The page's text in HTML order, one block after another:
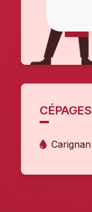
CÉPAGES
Carignan